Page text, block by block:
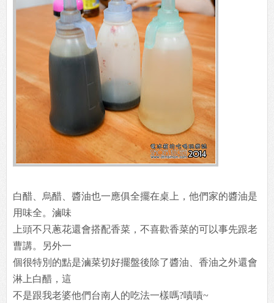
白醋、烏醋、醬油也一應俱全擺在桌上，他們家的醬油是
用味全。滷味
上頭不只蔥花還會搭配香菜，不喜歡香菜的可以事先跟老
曹講。另外一
個很特別的點是滷菜切好擺盤後除了醬油、香油之外還會
淋上白醋，這
不是跟我老婆他們台南人的吃法一樣嗎?嘖嘖~